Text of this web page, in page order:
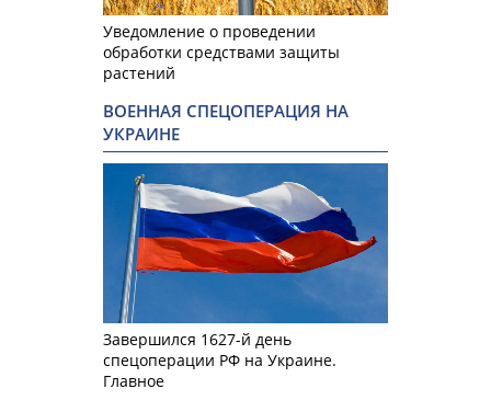
Уведомление о проведении
обработки средствами защиты
растений
ВОЕННАЯ СПЕЦОПЕРАЦИЯ НА
УКРАИНЕ
Завершился 1627-й день
спецоперации РФ на Украине.
Главное